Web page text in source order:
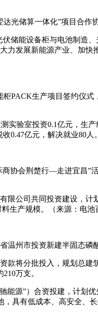
光储算一体化”项目合作协
储能设备柜与电池制造
力发展新能源产业、加快
PACK生产项目签约仪式
验室投资0.1亿元，生
0.47亿元，解决就业80人
协会荆楚行—走进宜昌”
限公司共同投资建设，计
生产规模。（来源：电池
温州市投资新建半固态磷
款将分批投入，规划总
万支。
能源”）合资投建，计划
具有低成本、高安全、